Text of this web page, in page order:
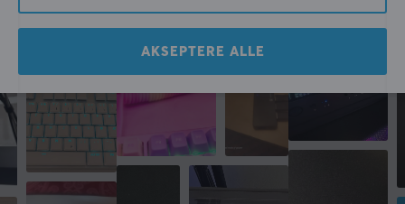
Farge
FORBINDELSE
Tilkobling fra
CEE 7/7 (Han)
Tilkobling til
IEC C13 (Hun)
AKSEPTERE ALLE